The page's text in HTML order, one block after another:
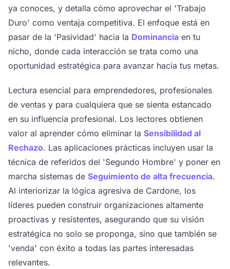
ya conoces, y detalla cómo aprovechar el 'Trabajo
Duro' como ventaja competitiva. El enfoque está en
pasar de la 'Pasividad' hacia la Dominancia en tu
nicho, donde cada interacción se trata como una
oportunidad estratégica para avanzar hacia tus metas.
Lectura esencial para emprendedores, profesionales
de ventas y para cualquiera que se sienta estancado
en su influencia profesional. Los lectores obtienen
valor al aprender cómo eliminar la Sensibilidad al
Rechazo. Las aplicaciones prácticas incluyen usar la
técnica de referidos del 'Segundo Hombre' y poner en
marcha sistemas de Seguimiento de alta frecuencia.
Al interiorizar la lógica agresiva de Cardone, los
líderes pueden construir organizaciones altamente
proactivas y resistentes, asegurando que su visión
estratégica no solo se proponga, sino que también se
'venda' con éxito a todas las partes interesadas
relevantes.